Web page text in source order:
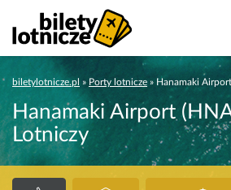
biletylotnicze.pl » Porty lotnicze » Hanamaki Airport
Hanamaki Airport
Lotniczy